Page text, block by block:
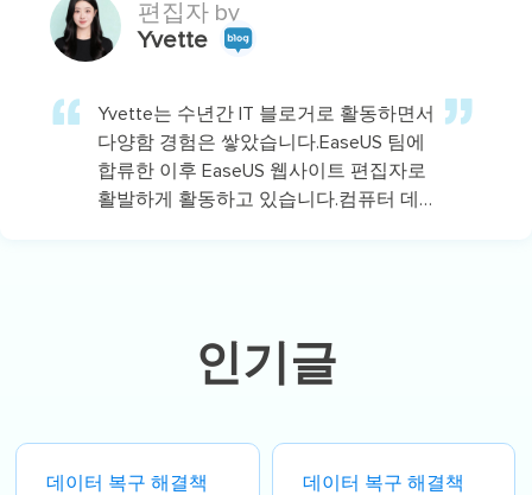
편집자 by
Yvette
Yvette는 수년간 IT 블로거로 활동하면서
다양함 경험은 쌓았습니다.EaseUS 팀에
합류한 이후 EaseUS 웹사이트 편집자로
활발하게 활동하고 있습니다.컴퓨터 데
인기글
데이터 복구 해결책
데이터 복구 해결책